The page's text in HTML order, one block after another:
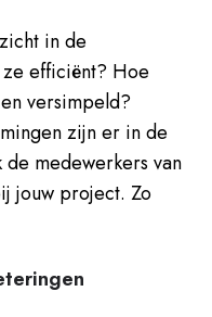
in de
efficiënt? Hoe
versimpeld?
zijn er in de
medewerkers van
jouw project. Zo